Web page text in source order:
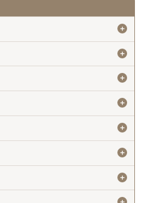
＋
＋
＋
＋
＋
＋
＋